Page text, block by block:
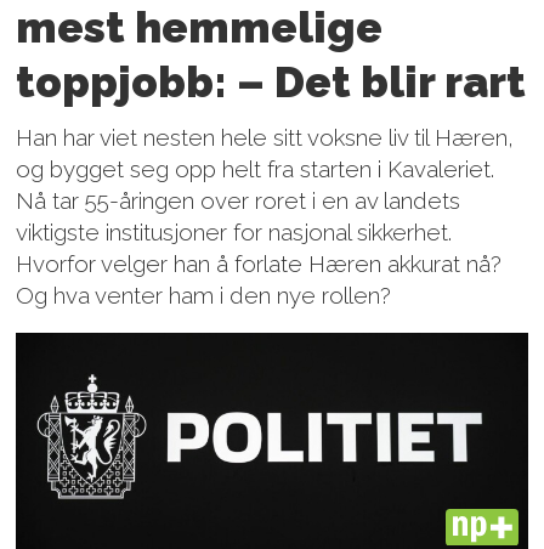
mest hemmelige
toppjobb: – Det blir rart
Han har viet nesten hele sitt voksne liv til Hæren,
og bygget seg opp helt fra starten i Kavaleriet.
Nå tar 55-åringen over roret i en av landets
viktigste institusjoner for nasjonal sikkerhet.
Hvorfor velger han å forlate Hæren akkurat nå?
Og hva venter ham i den nye rollen?
PLUS